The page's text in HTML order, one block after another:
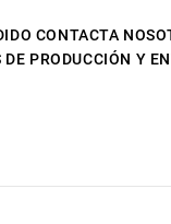
CONTACTA
PRODUCCIÓN Y